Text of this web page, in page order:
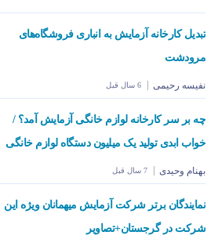
تبدیل کارخانه آزمایش به انباری فروشگا‌ه‌های
مرودشت
نفیسه رحیمی 6 سال قبل
چه بر سر کارخانه لوازم خانگی آزمایش آمد؟ / خواب
ابدی تولید یک میلیون دستگاه لوازم خانگی
بهنام وحیدی 7 سال قبل
نمایندگان برتر شرکت آزمایش میهمانان ویژه این
شرکت در گرجستان+تصاویر